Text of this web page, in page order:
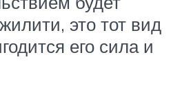
это тот вид
его сила и